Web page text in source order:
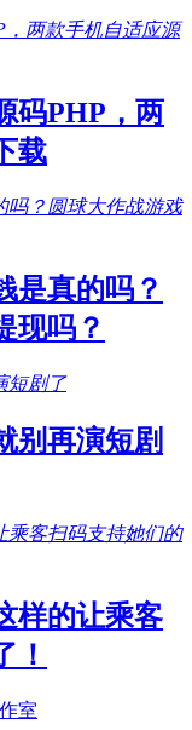
码PHP，两
载
是真的吗？
现吗？
别再演短剧
样的让乘客
！
室